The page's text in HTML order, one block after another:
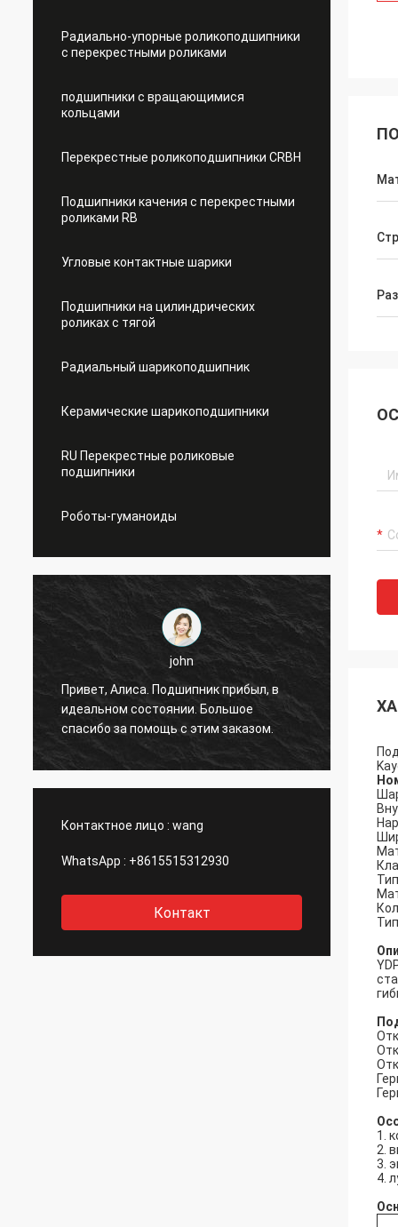
Радиально-упорные роликоподшипники
с перекрестными роликами
подшипники с вращающимися
кольцами
Перекрестные роликоподшипники CRBH
Подшипники качения с перекрестными
роликами RB
Угловые контактные шарики
Подшипники на цилиндрических
роликах с тягой
Радиальный шарикоподшипник
Керамические шарикоподшипники
RU Перекрестные роликовые
подшипники
Роботы-гуманоиды
john
Привет, Алиса. Подшипник прибыл, в
идеальном состоянии. Большое
спасибо за помощь с этим заказом.
Контактное лицо : wang
WhatsApp : +8615515312930
Контакт
1.
2.
3.
4.